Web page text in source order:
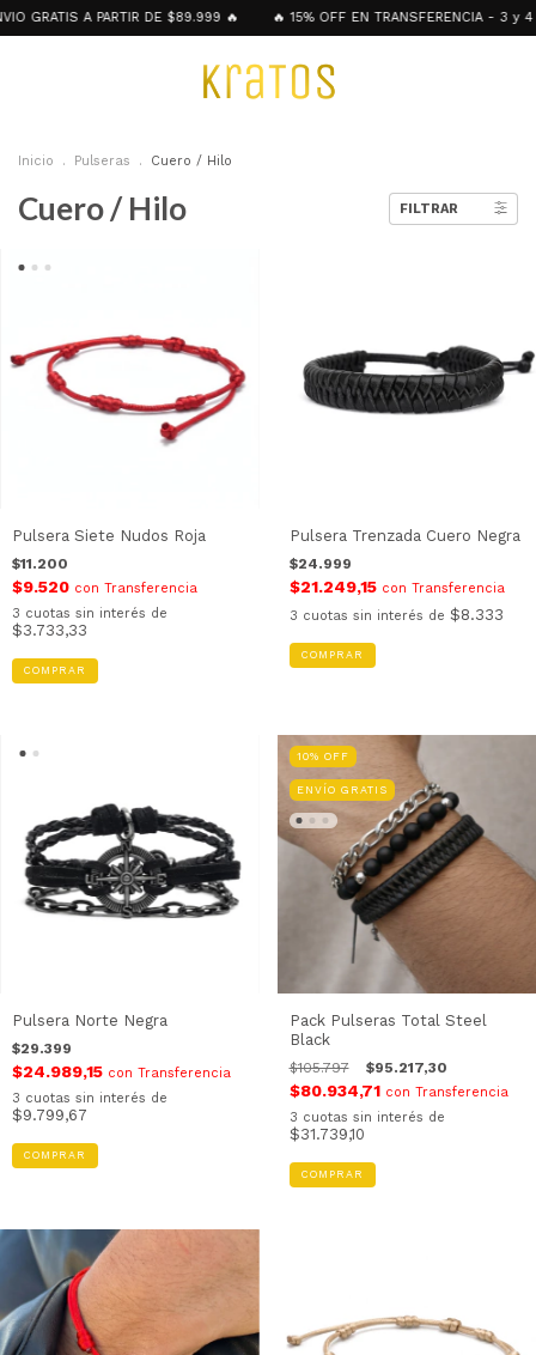
A PARTIR DE $89.999 🔥 🔥 15% OFF EN TRANSFERENCIA - 3 y 4
Inicio . Pulseras . Cuero / Hilo
Cuero / Hilo FILTRAR
Pulsera Siete Nudos Roja
$11.200
$9.520 con Transferencia
3 cuotas sin interés de
$3.733,33
Pulsera Trenzada Cuero Negra
$24.999
$21.249,15 con Transferencia
3 cuotas sin interés de $8.333
COMPRAR
Pulsera Norte Negra
$29.399
$24.989,15 con Transferencia
3 cuotas sin interés de
$9.799,67
COMPRAR
10% OFF
ENVÍO GRATIS
Pack Pulseras Total Steel
Black
$105.797 $95.217,30
$80.934,71 con Transferencia
3 cuotas sin interés de
$31.739,10
COMPRAR